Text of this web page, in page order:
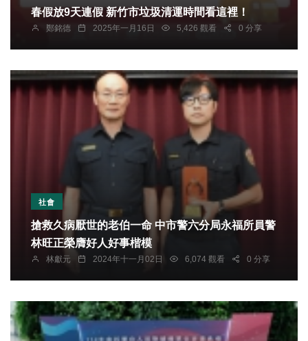
春假放9天連假 新竹市垃圾清運時間看這裡！
鄭銘德 2025年一月16日 5,426 觀看 0 分享
社會
搶救久病厭世的老伯一命 中市警六分局永福所員警
林旺正榮膺好人好事楷模
林獻元 2024年十一月02日 6,074 觀看 0 分享